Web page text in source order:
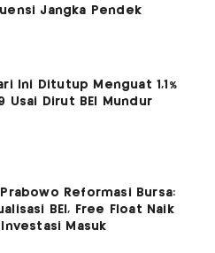
Jangka Pendek
Ini Ditutup Menguat 1,1%
Usai Dirut BEI Mundur
Reformasi Bursa:
BEI, Free Float Naik
Masuk